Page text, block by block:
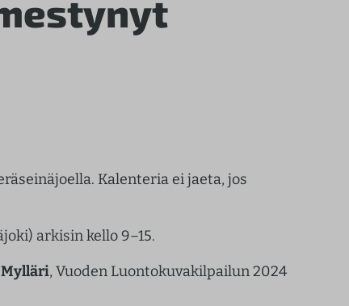
Kalenteria ei jaeta, jos
arkisin kello 9–15.
, Vuoden Luontokuvakilpailun 2024